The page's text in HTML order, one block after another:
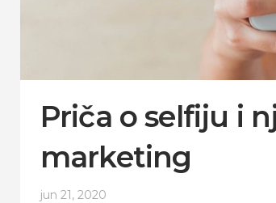
Priča o selfiju i
marketing
jun 21, 2020